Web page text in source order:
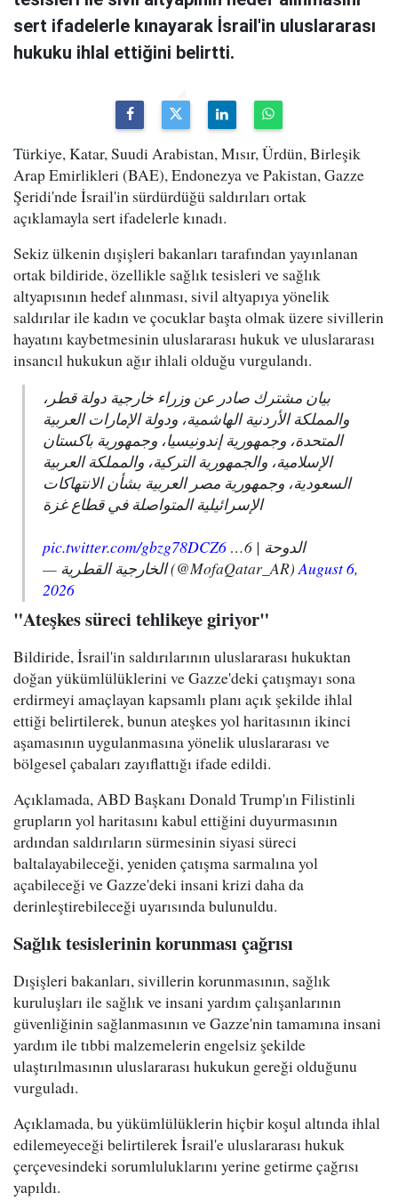
sert ifadelerle kınayarak İsrail'in uluslararası
hukuku ihlal ettiğini belirtti.
Türkiye, Katar, Suudi Arabistan, Mısır, Ürdün, Birleşik
Arap Emirlikleri (BAE), Endonezya ve Pakistan, Gazze
Şeridi'nde İsrail'in sürdürdüğü saldırıları ortak
açıklamayla sert ifadelerle kınadı.
Sekiz ülkenin dışişleri bakanları tarafından yayınlanan
ortak bildiride, özellikle sağlık tesisleri ve sağlık
altyapısının hedef alınması, sivil altyapıya yönelik
saldırılar ile kadın ve çocuklar başta olmak üzere sivillerin
hayatını kaybetmesinin uluslararası hukuk ve uluslararası
insancıl hukukun ağır ihlali olduğu vurgulandı.
بيان مشترك صادر عن وزراء خارجية دولة قطر،
والمملكة الأردنية الهاشمية، ودولة الإمارات العربية
المتحدة، وجمهورية إندونيسيا، وجمهورية باكستان
الإسلامية، والجمهورية التركية، والمملكة العربية
السعودية، وجمهورية مصر العربية بشأن الانتهاكات
الإسرائيلية المتواصلة في قطاع غزة
الدوحة | 6…
pic.twitter.com/gbzg78DCZ6
— الخارجية القطرية (@MofaQatar_AR) August 6,
2026
"Ateşkes süreci tehlikeye giriyor"
Bildiride, İsrail'in saldırılarının uluslararası hukuktan
doğan yükümlülüklerini ve Gazze'deki çatışmayı sona
erdirmeyi amaçlayan kapsamlı planı açık şekilde ihlal
ettiği belirtilerek, bunun ateşkes yol haritasının ikinci
aşamasının uygulanmasına yönelik uluslararası ve
bölgesel çabaları zayıflattığı ifade edildi.
Açıklamada, ABD Başkanı Donald Trump'ın Filistinli
grupların yol haritasını kabul ettiğini duyurmasının
ardından saldırıların sürmesinin siyasi süreci
baltalayabileceği, yeniden çatışma sarmalına yol
açabileceği ve Gazze'deki insani krizi daha da
derinleştirebileceği uyarısında bulunuldu.
Sağlık tesislerinin korunması çağrısı
Dışişleri bakanları, sivillerin korunmasının, sağlık
kuruluşları ile sağlık ve insani yardım çalışanlarının
güvenliğinin sağlanmasının ve Gazze'nin tamamına insani
yardım ile tıbbi malzemelerin engelsiz şekilde
ulaştırılmasının uluslararası hukukun gereği olduğunu
vurguladı.
Açıklamada, bu yükümlülüklerin hiçbir koşul altında ihlal
edilemeyeceği belirtilerek İsrail'e uluslararası hukuk
çerçevesindeki sorumluluklarını yerine getirme çağrısı
yapıldı.